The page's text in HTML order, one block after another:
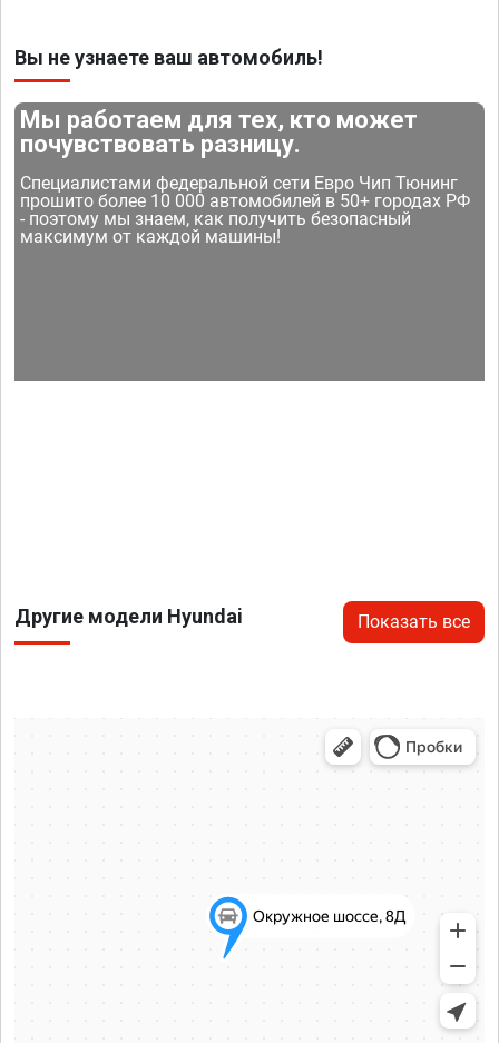
Вы не узнаете ваш автомобиль!
Мы работаем для тех, кто может
почувствовать разницу.
Специалистами федеральной сети Евро Чип Тюнинг
прошито более 10 000 автомобилей в 50+ городах РФ
- поэтому мы знаем, как получить безопасный
максимум от каждой машины!
Другие модели Hyundai Показать все